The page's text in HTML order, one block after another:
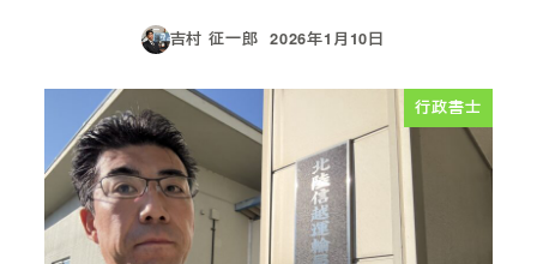
吉村 征一郎
投稿日
2026年1月10日
行政書士